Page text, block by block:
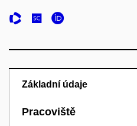
Základní údaje
Pracoviště